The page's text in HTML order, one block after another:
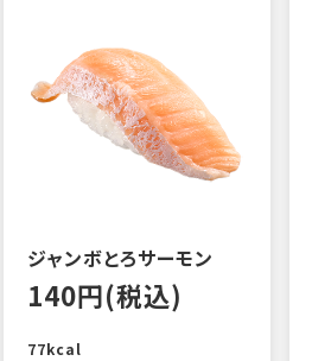
ジャンボとろサーモン
140円(税込)
77kcal